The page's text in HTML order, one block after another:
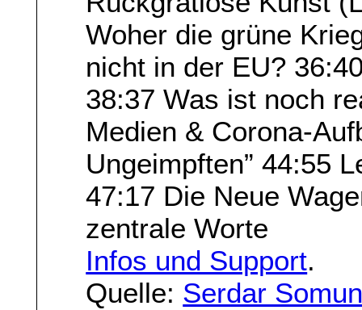
Woher die grüne
nicht in der EU?
38:37 Was ist noch
Medien & Corona-
Ungeimpften” 44:55
47:17 Die Neue
zentrale Worte
Infos und Support.
Quelle: Serdar